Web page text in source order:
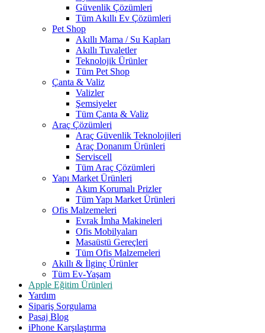
Güvenlik Çözümleri
Tüm Akıllı Ev Çözümleri
Pet Shop
Akıllı Mama / Su Kapları
Akıllı Tuvaletler
Teknolojik Ürünler
Tüm Pet Shop
Çanta & Valiz
Valizler
Şemsiyeler
Tüm Çanta & Valiz
Araç Çözümleri
Araç Güvenlik Teknolojileri
Araç Donanım Ürünleri
Serviscell
Tüm Araç Çözümleri
Yapı Market Ürünleri
Akım Korumalı Prizler
Tüm Yapı Market Ürünleri
Ofis Malzemeleri
Evrak İmha Makineleri
Ofis Mobilyaları
Masaüstü Gereçleri
Tüm Ofis Malzemeleri
Akıllı & İlginç Ürünler
Tüm Ev-Yaşam
Apple Eğitim Ürünleri
Yardım
Sipariş Sorgulama
Pasaj Blog
iPhone Karşılaştırma